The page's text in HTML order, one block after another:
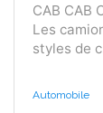
CAB CAB
Les
styles de
Automobile